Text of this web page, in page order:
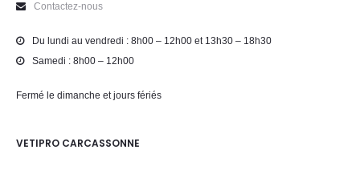
Contactez-nous
Du lundi au vendredi : 8h00 – 12h00 et 13h30 – 18h30
Samedi : 8h00 – 12h00
Fermé le dimanche et jours fériés
VETIPRO CARCASSONNE